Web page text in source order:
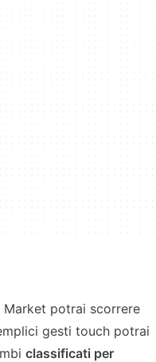
Market potrai scorrere
gesti touch potrai
classificati per